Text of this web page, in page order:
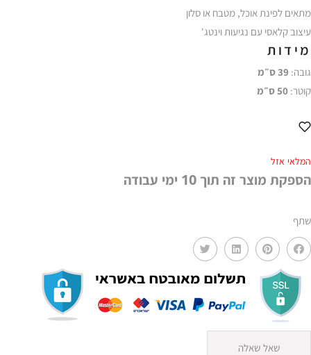
מתאים לפינת אוכל, מטבח או סלון
עיצוב קלאסי עם נגיעות וינטג'
מידות
גובה: 39ס״מ
קוטר: 50ס״מ
המלאי אזל
הספקת מוצר זה תוך 10 ימי עבודה
שתף
שאל שאלה